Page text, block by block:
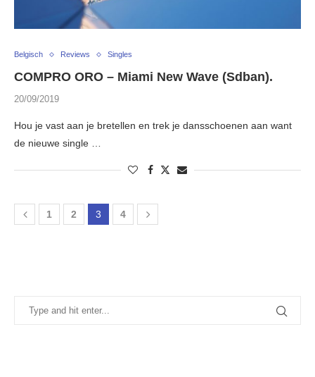
Belgisch Reviews Singles
COMPRO ORO – Miami New Wave (Sdban).
20/09/2019
Hou je vast aan je bretellen en trek je dansschoenen aan want
de nieuwe single …
1 2 3 4